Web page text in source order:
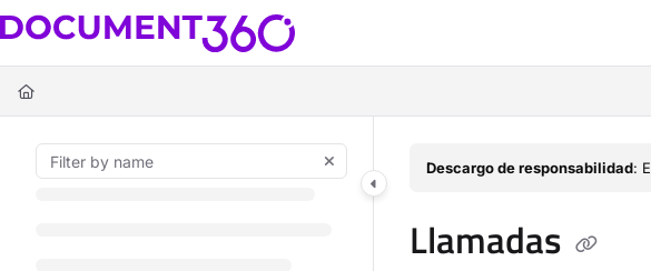
Documentation Index
Fetch the complete documentation index at:
Use this file to discover all available pages before exploring further.
Descargo de responsabilidad:
Llamadas